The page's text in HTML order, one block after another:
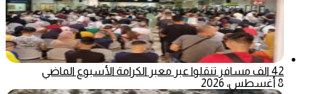
42 الف مسافر تنقلوا عبر معبر الكرامة الأسبوع الماضي
8 أغسطس، 2026